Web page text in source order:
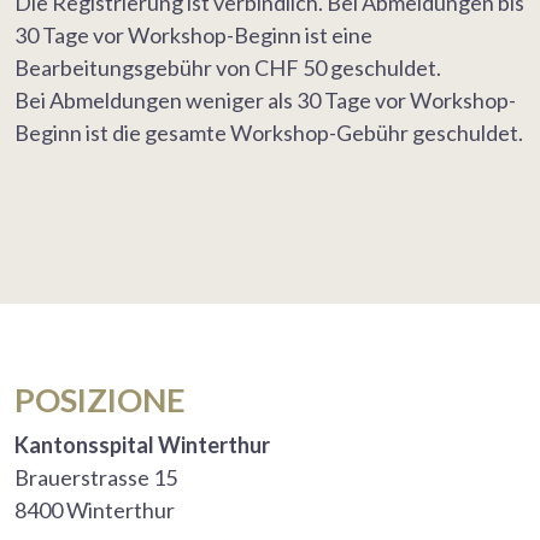
30 Tage vor Workshop-Beginn ist eine
Bearbeitungsgebühr von CHF 50 geschuldet.
Bei Abmeldungen weniger als 30 Tage vor Workshop-
Beginn ist die gesamte Workshop-Gebühr geschuldet.
POSIZIONE
Kantonsspital Winterthur
Brauerstrasse 15
8400 Winterthur